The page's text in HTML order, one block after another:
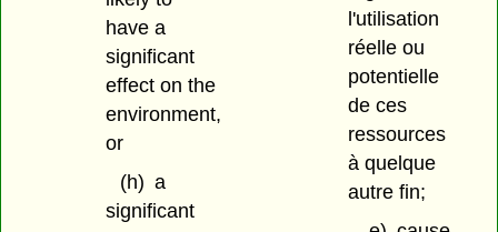
have a
significant
effect on the
environment,
or
(h) a
significant
l'utilisation
réelle ou
potentielle
de ces
ressources
à quelque
autre fin;